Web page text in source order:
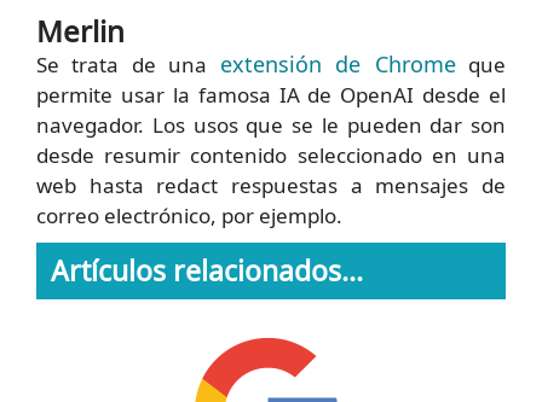
Merlin
Se trata de una extensión de Chromeque
permite usar la famosa IA de OpenAI desde el
navegador. Los usos que se le pueden dar son
desde resumir contenido seleccionado en una
web hasta redact respuestas a mensajes de
correo electrónico, por ejemplo.
Artículos relacionados...